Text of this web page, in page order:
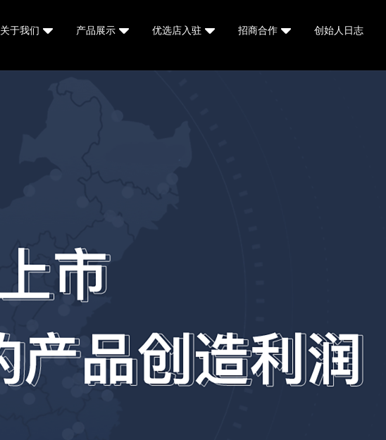
关于我们 产品展示 优选店入驻 招商合作 创始人日志